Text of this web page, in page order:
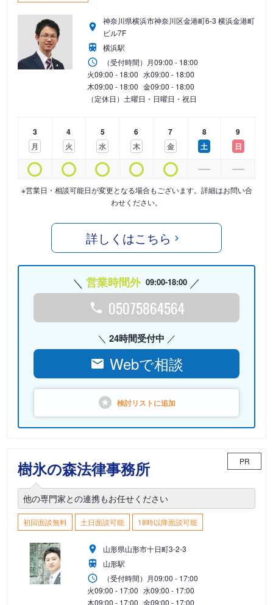
神奈川県横浜市神奈川区金港町6-3 横浜金港町
ビル7F
横浜駅
（受付時間） 月09:00 - 18:00
火09:00 - 18:00 水09:00 - 18:00
木09:00 - 18:00 金09:00 - 18:00
（定休日）土曜日・日曜日・祝日
3
月
4
火
5
水
6
木
7
金
8
土
9
日
※営業日・相談可能日が変更となる場合もございます。詳細はお問い合
わせください。
詳しくはこちら
営業時間外 09:00-18:00
05075864564
24時間受付中
Webで相談
検討リストに追加
樹氷の森法律事務所 PR
他の専門家との連携もお任せください
初回面談無料 土日面談可能 18時以降面談可能
山形県山形市十日町3-2-3
山形駅
（受付時間） 月09:00 - 17:00
火09:00 - 17:00 水09:00 - 17:00
木09:00 - 17:00 金09:00 - 17:00